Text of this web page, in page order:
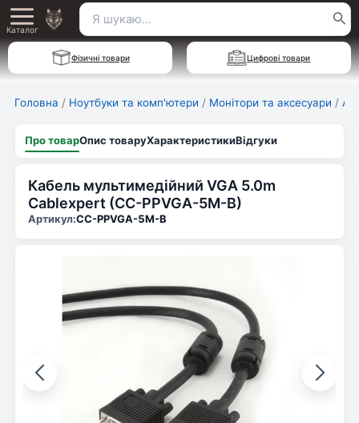
Перейти
до
вмісту
Main
Menu
Каталог
Пошук
для:
Фізичні товари Цифрові товари
Головна / Ноутбуки та комп'ютери / Монітори та аксесуари /
Про товарОпис товаруХарактеристикиВідгуки
Кабель мультимедійний VGA 5.0m
Cablexpert (CC-PPVGA-5M-B)
Артикул:CC-PPVGA-5M-B